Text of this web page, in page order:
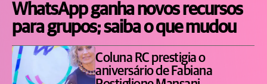
WhatsApp ganha novos recursos
para grupos; saiba o que mudou
Coluna RC prestigia o
aniversário de Fabiana